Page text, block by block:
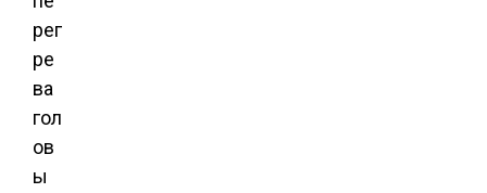
рег
ре
ва
гол
ов
ы